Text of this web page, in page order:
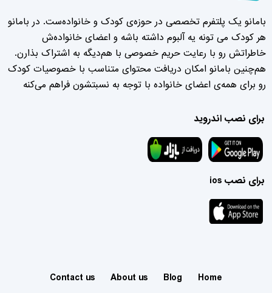
بامانو یک پلتفرم تخصصی در حوزه‌ی کودک و خانواده‌ست. در بامانو
هر کودک می تونه یه آلبوم داشته باشه و اعضای خانواده‌ش
خاطراتش رو با رعایت حریم خصوصی با هم‌دیگه به اشتراک بذارن.
هم‌چنین بامانو امکان دریافت محتوای متناسب با خصوصیات کودک
رو برای همه‌ی اعضای خانواده با توجه به نسبتشون فراهم می‌کنه
برای نصب اندروید
برای نصب ios
Home
Blog
About us
Contact us